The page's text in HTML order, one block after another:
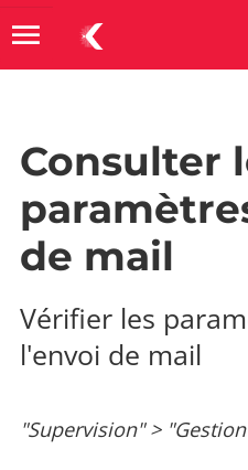
menu
Consulter
de mail
Vérifier les
l'envoi de mail
"Supervision" >